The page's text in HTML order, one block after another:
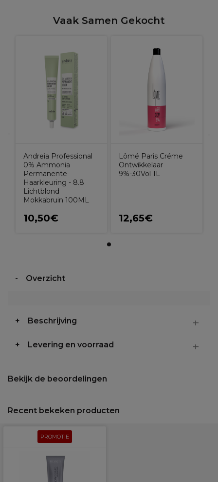
Vaak Samen Gekocht
Andreia Professional
0% Ammonia
Permanente
Haarkleuring - 8.8
Lichtblond
Mokkabruin 100ML
10,50€
Lômé Paris Créme
Ontwikkelaar
9%-30Vol 1L
12,65€
Overzicht
Beschrijving
Levering en voorraad
Bekijk de beoordelingen
Recent bekeken producten
PROMOTIE